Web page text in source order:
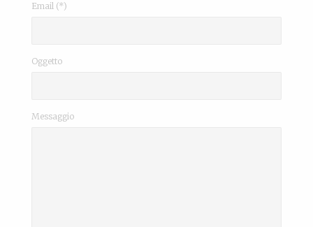
Email (*)
Oggetto
Messaggio